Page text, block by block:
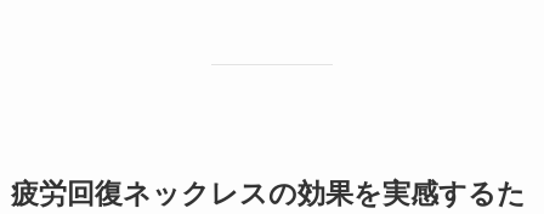
疲労回復ネックレスの効果を実感するた